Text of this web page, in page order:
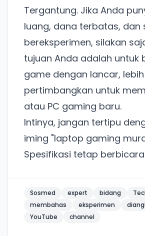
Tergantung. Jika Anda
luang, dana terbatas, dan
bereksperimen, silakan
tujuan Anda adalah untuk
game dengan lancar,
pertimbangkan untuk
atau PC gaming baru.
Intinya, jangan tertipu
iming "laptop gaming
Spesifikasi tetap
Sosmed expert bidang
membahas
eksperimen
YouTube
channel
Ada Website
Khusus untuk kamu yang
Punya website SMM baru nih!
untuk pengalaman
Tanpa daftar ulang, gratis dicoba.
pakai Zona Sosmed
Coba BulkFame
Lain kali saja